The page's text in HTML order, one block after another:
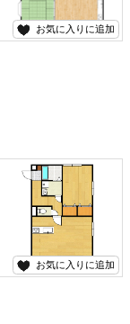
お気に入りに追加
お気に入りに追加
ションをお探しなら、五ヶ瀬不動産へお問い合わせください！！